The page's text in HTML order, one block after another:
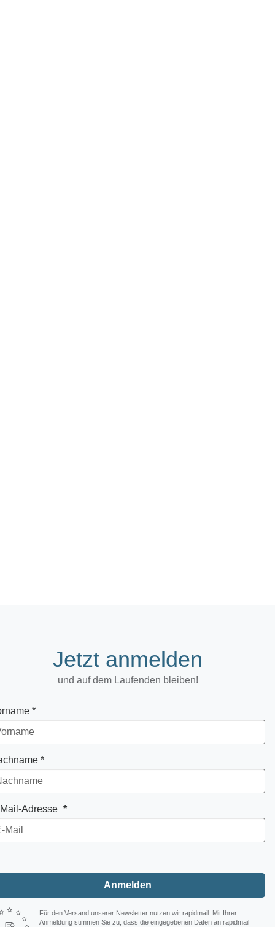
Jetzt anmelden
und auf dem Laufenden bleiben!
*
*
Adresse
Anmelden
Für den Versand unserer Newsletter nutzen wir rapidmail. Mit Ihrer
Anmeldung stimmen Sie zu, dass die eingegebenen Daten an rapidmail